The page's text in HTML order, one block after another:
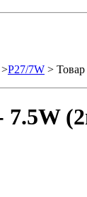
>P27/7W > Товар
7.5W